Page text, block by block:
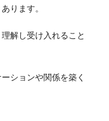
ります。
解し受け入れること
ションや関係を築く